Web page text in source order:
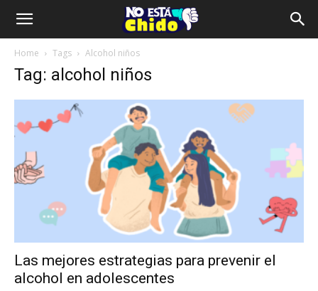
Home Tags Alcohol niños
Tag: alcohol niños
Las mejores estrategias para prevenir el
alcohol en adolescentes